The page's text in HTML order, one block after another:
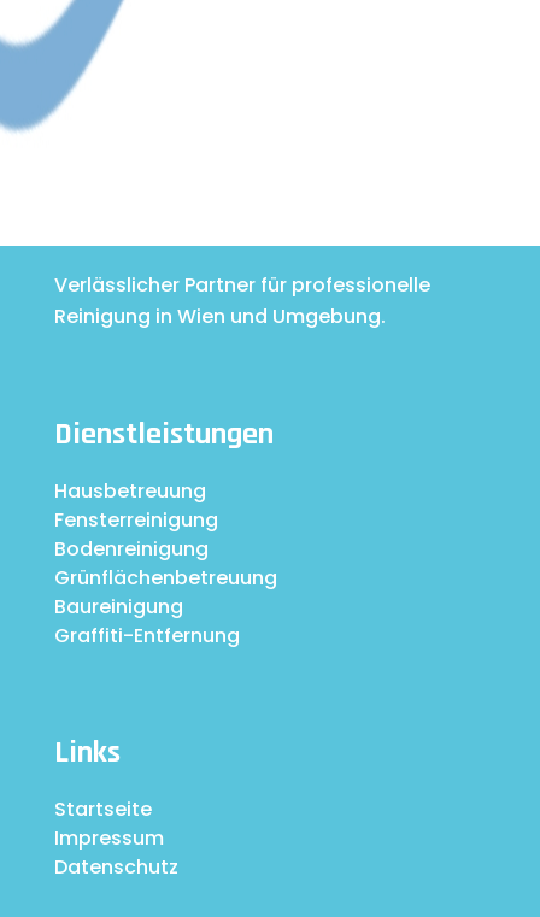
Verlässlicher Partner für professionelle
Reinigung in Wien und Umgebung.
Dienstleistungen
Hausbetreuung
Fensterreinigung
Bodenreinigung
Grünflächenbetreuung
Baureinigung
Graffiti-Entfernung
Links
Startseite
Impressum
Datenschutz